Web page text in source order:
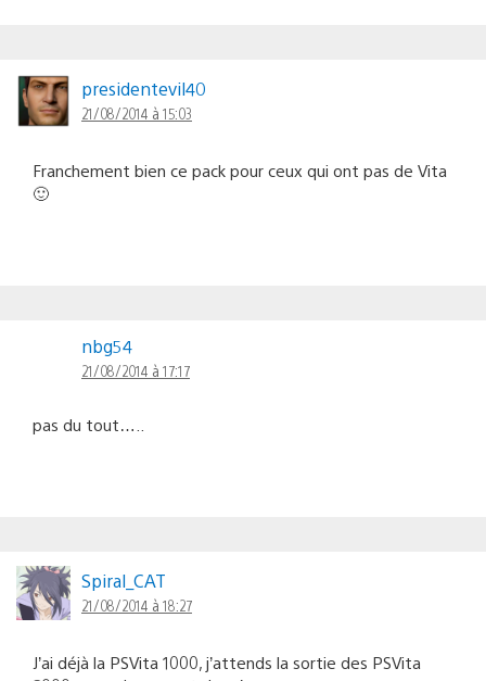
presidentevil40
21/08/2014 à 15:03
Franchement bien ce pack pour ceux qui ont pas de Vita
🙂
nbg54
21/08/2014 à 17:17
pas du tout…..
Spiral_CAT
21/08/2014 à 18:27
J’ai déjà la PSVita 1000, j’attends la sortie des PSVita